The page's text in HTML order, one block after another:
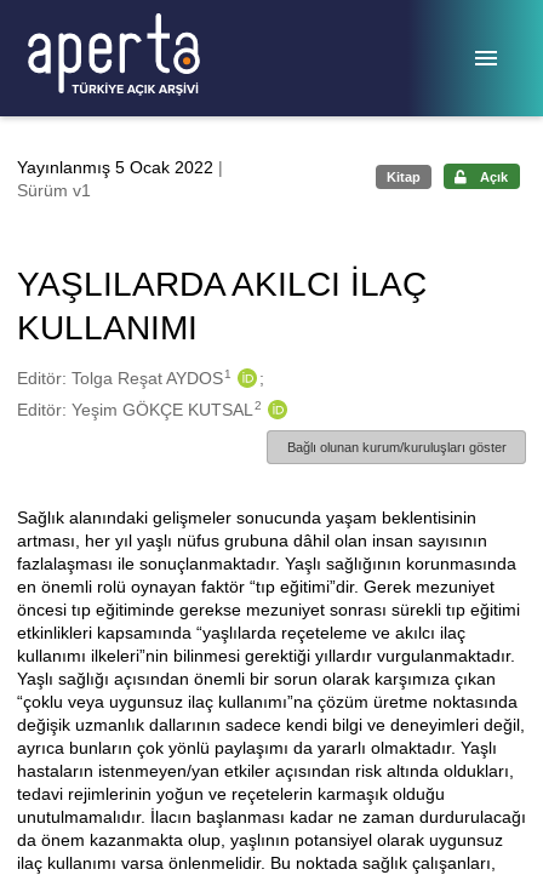
Yayınlanmış 5 Ocak 2022 |
Sürüm v1
Kitap Açık
YAŞLILARDA AKILCI İLAÇ
KULLANIMI
Oluşturanlar
Editör: Tolga Reşat AYDOS1
Editör: Yeşim GÖKÇE KUTSAL 2
Bağlı olunan kurum/kuruluşları göster
Açıklama
Sağlık alanındaki gelişmeler sonucunda yaşam beklentisinin
artması, her yıl yaşlı nüfus grubuna dâhil olan insan sayısının
fazlalaşması ile sonuçlanmaktadır. Yaşlı sağlığının korunmasında
en önemli rolü oynayan faktör “tıp eğitimi”dir. Gerek mezuniyet
öncesi tıp eğitiminde gerekse mezuniyet sonrası sürekli tıp eğitimi
etkinlikleri kapsamında “yaşlılarda reçeteleme ve akılcı ilaç
kullanımı ilkeleri”nin bilinmesi gerektiği yıllardır vurgulanmaktadır.
Yaşlı sağlığı açısından önemli bir sorun olarak karşımıza çıkan
“çoklu veya uygunsuz ilaç kullanımı”na çözüm üretme noktasında
değişik uzmanlık dallarının sadece kendi bilgi ve deneyimleri değil,
ayrıca bunların çok yönlü paylaşımı da yararlı olmaktadır. Yaşlı
hastaların istenmeyen/yan etkiler açısından risk altında oldukları,
tedavi rejimlerinin yoğun ve reçetelerin karmaşık olduğu
unutulmamalıdır. İlacın başlanması kadar ne zaman durdurulacağı
da önem kazanmakta olup, yaşlının potansiyel olarak uygunsuz
ilaç kullanımı varsa önlenmelidir. Bu noktada sağlık çalışanları,